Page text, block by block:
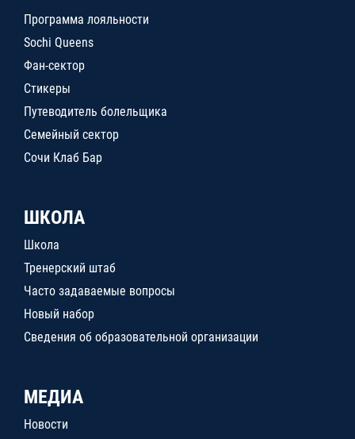
Программа лояльности
Sochi Queens
Фан-сектор
Стикеры
Путеводитель болельщика
Семейный сектор
Сочи Клаб Бар
ШКОЛА
Школа
Тренерский штаб
Часто задаваемые вопросы
Новый набор
Сведения об образовательной организации
МЕДИА
Новости